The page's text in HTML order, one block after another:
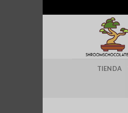
al
TIENDA